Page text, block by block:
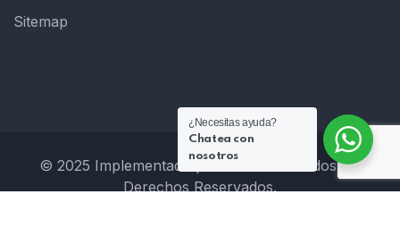
Sitemap
© 2025 Implementado por Hostclick. Todos los
Derechos Reservados.
¿Necesitas ayuda?
Chatea con
nosotros